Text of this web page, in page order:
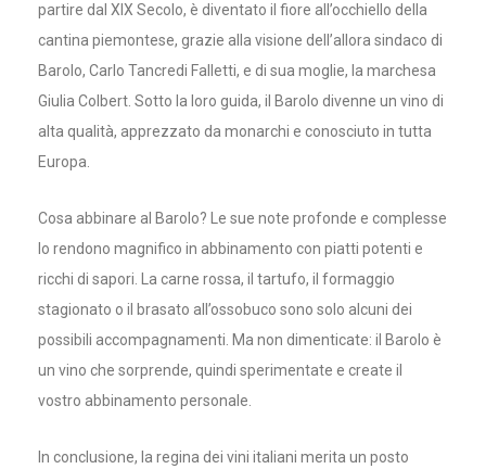
partire dal XIX Secolo, è diventato il fiore all’occhiello della
cantina piemontese, grazie alla visione dell’allora sindaco di
Barolo, Carlo Tancredi Falletti, e di sua moglie, la marchesa
Giulia Colbert. Sotto la loro guida, il Barolo divenne un vino di
alta qualità, apprezzato da monarchi e conosciuto in tutta
Europa.
Cosa abbinare al Barolo? Le sue note profonde e complesse
lo rendono magnifico in abbinamento con piatti potenti e
ricchi di sapori. La carne rossa, il tartufo, il formaggio
stagionato o il brasato all’ossobuco sono solo alcuni dei
possibili accompagnamenti. Ma non dimenticate: il Barolo è
un vino che sorprende, quindi sperimentate e create il
vostro abbinamento personale.
In conclusione, la regina dei vini italiani merita un posto